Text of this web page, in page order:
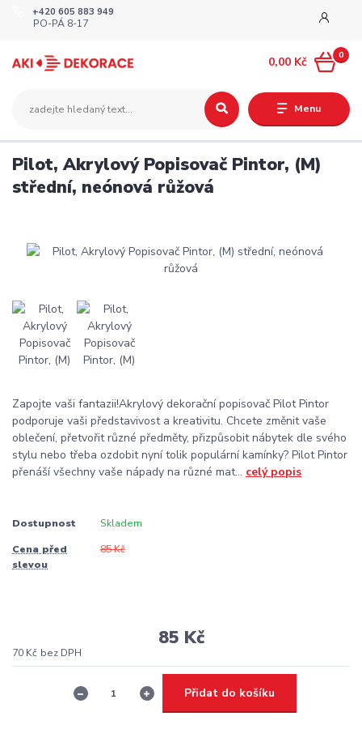
Menu
+420 605 883 949
PO-PÁ 8-17
0
0,00 Kč
Pilot, Akrylový Popisovač Pintor, (M)
střední, neónová růžová
Zapojte vaši fantazii!Akrylový dekorační popisovač Pilot Pintor
podporuje vaši představivost a kreativitu. Chcete změnit vaše
oblečení, přetvořit různé předměty, přizpůsobit nábytek dle svého
stylu nebo třeba ozdobit nyní tolik populární kamínky? Pilot Pintor
přenáší všechny vaše nápady na různé mat... celý popis
Dostupnost Skladem
Cena před
slevou
85 Kč
85 Kč
70 Kč bez DPH
Přidat do košíku